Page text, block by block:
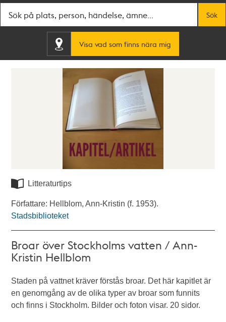
Sök
Visa vad som finns nära mig
Litteraturtips
Författare: Hellblom, Ann-Kristin (f. 1953).
Stadsbiblioteket
Broar över Stockholms vatten / Ann-
Kristin Hellblom
Staden på vattnet kräver förstås broar. Det här kapitlet är
en genomgång av de olika typer av broar som funnits
och finns i Stockholm. Bilder och foton visar. 20 sidor.